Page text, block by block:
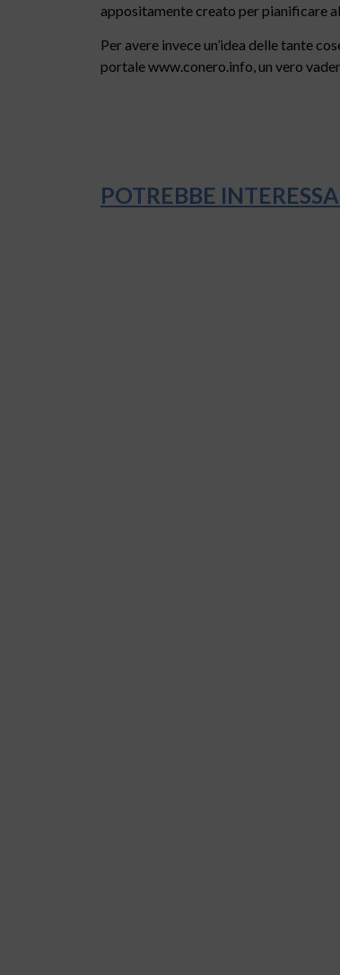
appositamente creato per pianificare
Per avere invece un’idea delle tante
portale www.conero.info, un vero
POTREBBE